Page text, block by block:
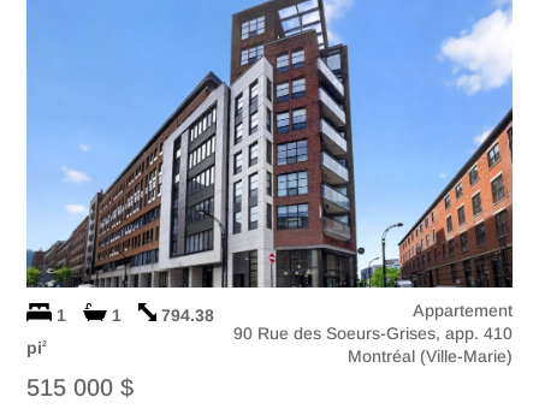
1 1
794.38
pi2
515 000 $
Appartement
90 Rue des Soeurs-Grises, app. 410
Montréal (Ville-Marie)